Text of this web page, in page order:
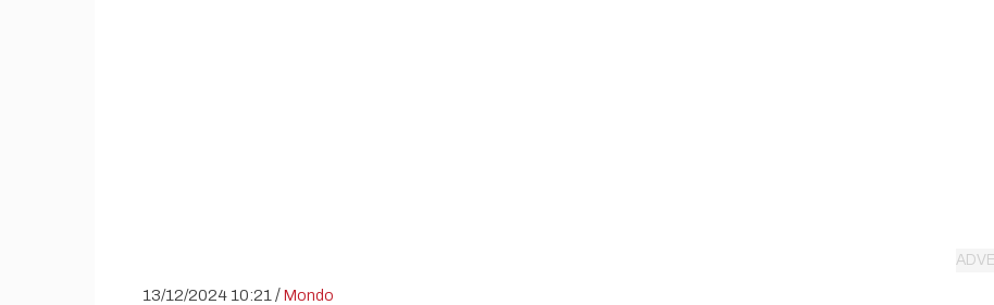
13/12/2024 10:21 /Mondo